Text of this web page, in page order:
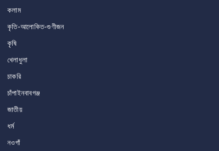
কলাম
কৃতি-আলোকিত-গুণীজন
কৃষি
খেলাধুলা
চাকরি
চাঁপাইনবাবগঞ্জ
জাতীয়
ধর্ম
নওগাঁ